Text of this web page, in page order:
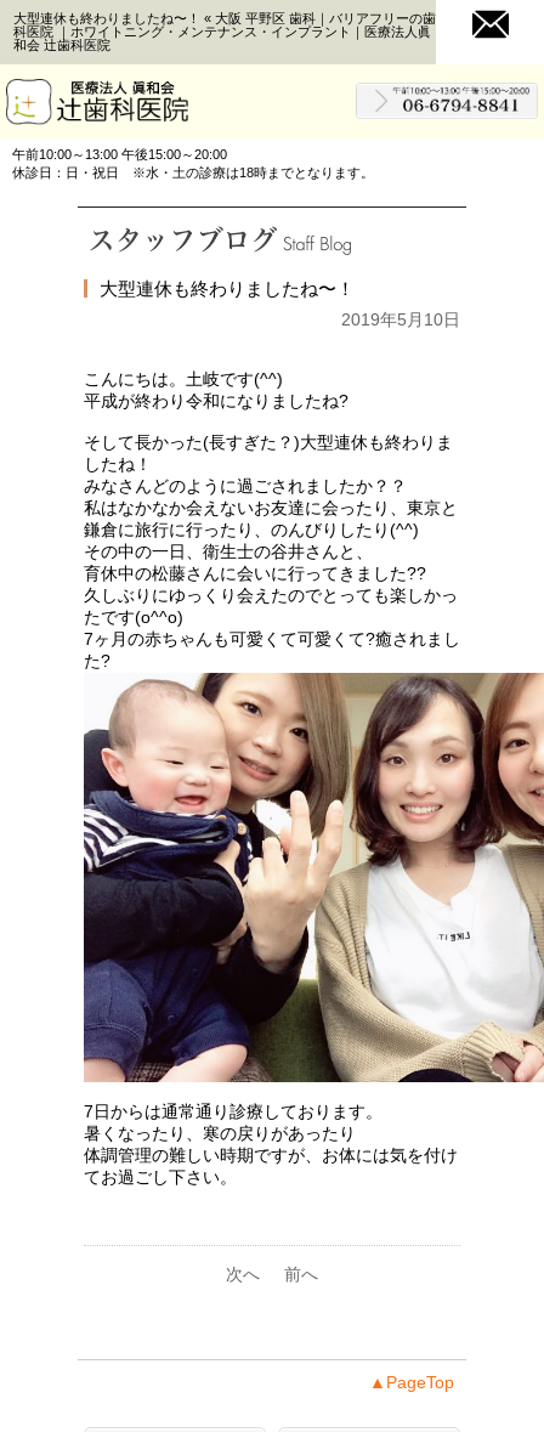
大型連休も終わりましたね〜！ « 大阪 平野区 歯科｜バリアフリーの歯
科医院 ｜ホワイトニング・メンテナンス・インプラント｜医療法人眞
和会 辻歯科医院
午前10:00～13:00 午後15:00～20:00
休診日：日・祝日 ※水・土の診療は18時までとなります。
大型連休も終わりましたね〜！
2019年5月10日
こんにちは。土岐です(^^)
平成が終わり令和になりましたね?
そして長かった(長すぎた？)大型連休も終わりま
したね！
みなさんどのように過ごされましたか？？
私はなかなか会えないお友達に会ったり、東京と
鎌倉に旅行に行ったり、のんびりしたり(^^)
その中の一日、衛生士の谷井さんと、
育休中の松藤さんに会いに行ってきました??
久しぶりにゆっくり会えたのでとっても楽しかっ
たです(o^^o)
7ヶ月の赤ちゃんも可愛くて可愛くて?癒されまし
た?
7日からは通常通り診療しております。
暑くなったり、寒の戻りがあったり
体調管理の難しい時期ですが、お体には気を付け
てお過ごし下さい。
次へ 前へ
▲PageTop